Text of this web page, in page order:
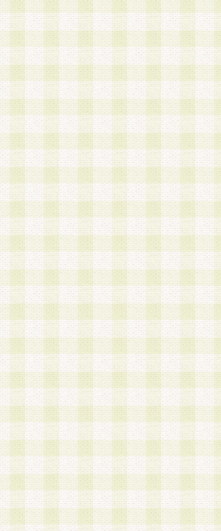
き事由の有無、その他原因の如何を問わず、一切
のとします。
第5条 会員の登録情報
1.当社は、会員の登録情報に含まれる氏名・住所
アドレス等会員個人を識別できる情報を当社が別
シーポリシー
」に基づき適切に取り扱うものとし
は、当該個人情報を以下の各号に定める目的に利
す。なお、これら事項以外の目的で個人情報を利
かじめ会員の同意を得たうえで利用するものとし
a.本サービスの実施または運営
b.本サービスに係る謝礼、景品、調査サンプル品
c.会員からの電話、メール等の問い合わせなどへ
d.その他これらに付随する業務
2.当社は、会員個人を識別することのできる情報
会員情報を本人の承諾なく第三者に開示すること
人を識別できる情報について第三者に開示または
社は事前に会員本人の同意を得るものとします。
3.前項の定めに拘わらず、当社は、以下の目的に
意を 得ることなく、会員個人を識別できる情報
づき選定した委託業者に対して当社の責任におい
できるものとします。な お、当社は、当該委託
契約を締結しこれを遵守させるとともに、本規約
の注意をもって当該情報を使用させるものとし ま
a.本サービスに係る謝礼、景品、調査サンプル品
b.会員からの電話、メール等の問い合わせなどへ
c.モバイルリサーチ、またはグループ形式による
実施もしくは運営
d.その他これらに付随する業務
4.会員は、住所、電話番号その他の登録情報につ
合は、速やかに当社所定の変更手続きを行うもの
5.当社は、必要と認めた場合、会員に対して、電
手段により登録情報の対象者が会員登録者本人で
の内容が正確であること、アンケートの回答内容
うことができるものとます。
6.会員は、会員登録後当社が定期的に行う登録情
して、当社指定の期間内に更新手続きを行うもの
該期間内に更新手続きを行わない場合、その時点
発行したポイントは失効されるものとします。